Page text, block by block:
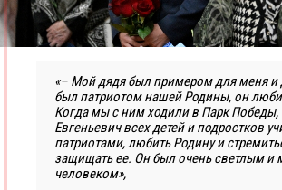
«– Мой дядя был примером для меня и
был патриотом нашей Родины, он
Когда мы с ним ходили в Парк Победы,
Евгеньевич всех детей и подростков
патриотами, любить Родину и
защищать ее. Он был очень светлым и
человеком»,